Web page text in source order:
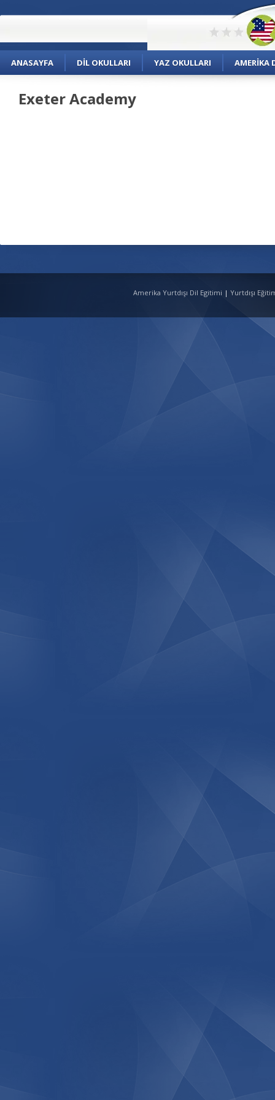
ANASAYFA DIL OKULLARI YAZ OKULLARI AMERIKA
Exeter Academy
Amerika Yurtdışı Dil Egitimi | Yurtdışı